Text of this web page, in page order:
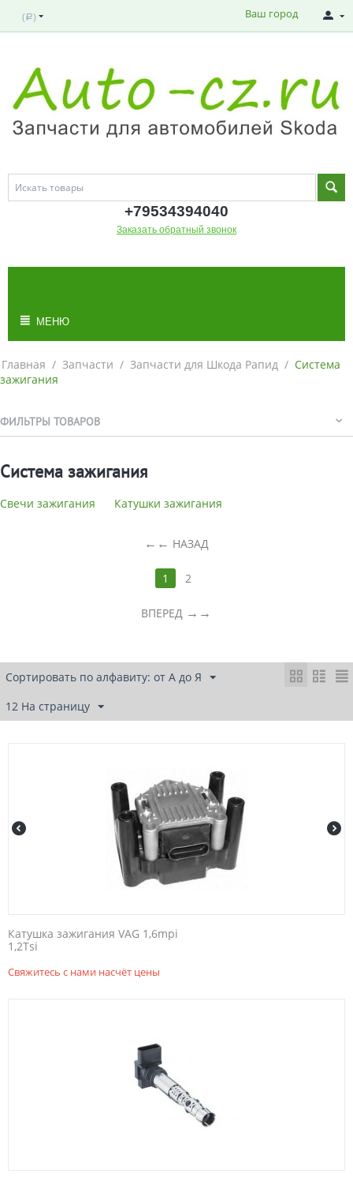
( Р ) Ваш город
+79534394040
Заказать обратный звонок
МЕНЮ
Главная / Запчасти / Запчасти для Шкода Рапид / Система
зажигания
ФИЛЬТРЫ ТОВАРОВ
Система зажигания
Свечи зажигания Катушки зажигания
← НАЗАД
1 2
ВПЕРЕД →
Сортировать по алфавиту: от А до Я
12 На страницу
Катушка зажигания VAG 1,6mpi
1,2Tsi
Свяжитесь с нами насчёт цены